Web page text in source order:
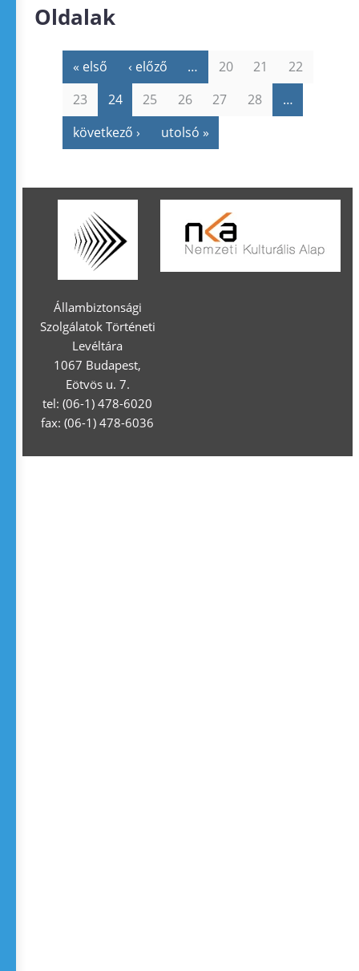
Oldalak
« első ‹ előző … 20 21
22
23
24 25 26 27 28
…
következő ›
utolsó »
Állambiztonsági
Szolgálatok Történeti
Levéltára
1067 Budapest,
Eötvös u. 7.
tel: (06-1) 478-6020
fax: (06-1) 478-6036